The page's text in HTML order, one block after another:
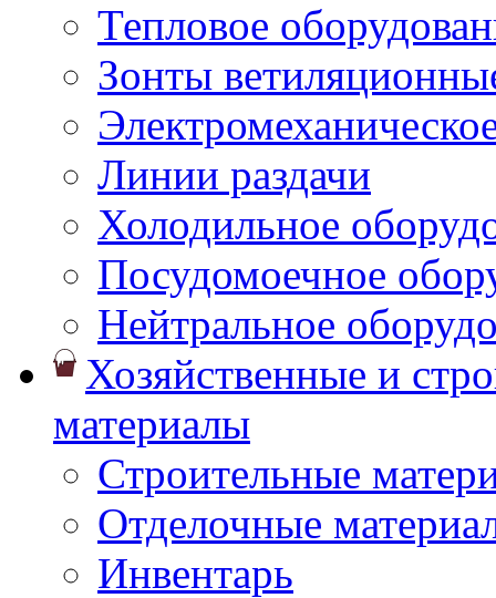
Тепловое
Зонты
Линии раздачи
Холодильное
Посудомоечное
Нейтральное
Хозяйственные и
материалы
Строительные
Отделочные
Инвентарь